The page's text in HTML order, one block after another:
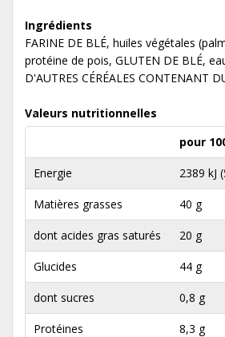
Ingrédients
FARINE DE BLÉ, huiles végétales
protéine de pois, GLUTEN DE BLÉ,
D'AUTRES CÉRÉALES CONTENANT
Valeurs nutritionnelles
pour
Energie 2389 kJ
Matières grasses 40 g
dont acides gras saturés 20 g
Glucides 44 g
dont sucres 0,8 g
Protéines 8,3 g